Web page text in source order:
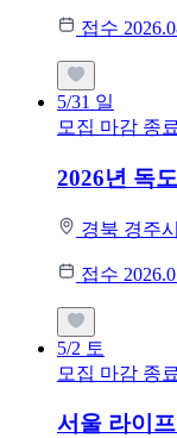
접수
5/31 일
모집 마감 종
2026년 독
경북 경주
접수
5/2 토
모집 마감 종
서울 라이